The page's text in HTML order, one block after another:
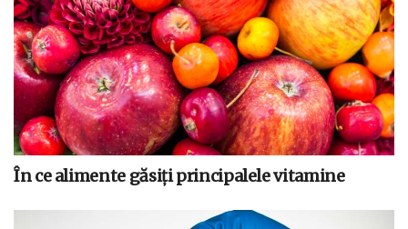
În ce alimente găsiți principalele vitamine